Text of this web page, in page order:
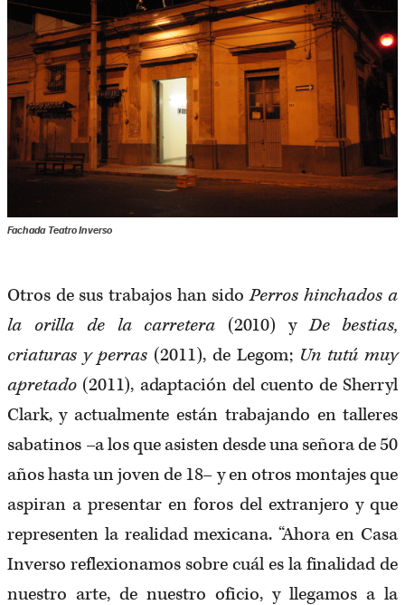
Fachada Teatro Inverso
Otros de sus trabajos han sidoPerros hinchados a
la orilla de la carretera (2010) yDe bestias,
criaturas y perras (2011), de Legom; Un tutú muy
apretado(2011), adaptación del cuento de Sherryl
Clark, y actualmente están trabajando en talleres
sabatinos –a los que asisten desde una señora de 50
años hasta un joven de 18– y en otros montajes que
aspiran a presentar en foros del extranjero y que
representen la realidad mexicana. “Ahora en Casa
Inverso reflexionamos sobre cuál es la finalidad de
nuestro arte, de nuestro oficio, y llegamos a la